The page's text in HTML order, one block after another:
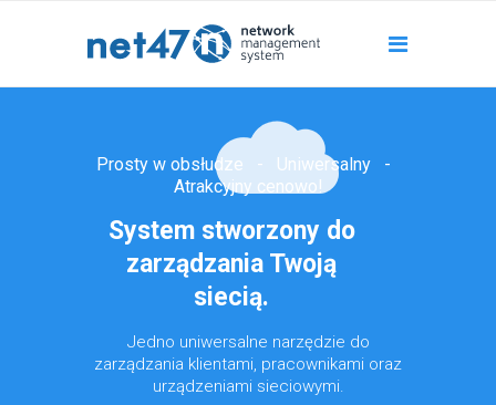
Prosty w obsłudze - Uniwersalny -
Atrakcyjny cenowo!
System stworzony do
zarządzania Twoją
siecią.
Jedno uniwersalne narzędzie do
zarządzania klientami, pracownikami oraz
urządzeniami sieciowymi.